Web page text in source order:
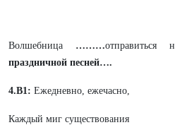
Волшебница ………
праздничной песней….
4.В1: Ежедневно, ежечасно,
Каждый миг существования